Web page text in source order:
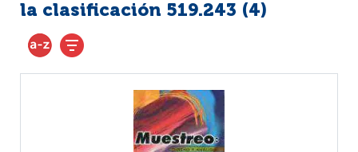
la clasificación 519.243 (4)